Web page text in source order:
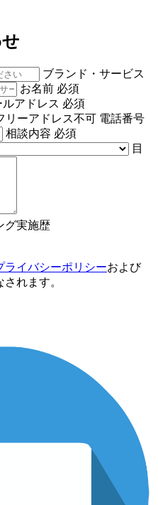
ブランド・サービス
お名前 必須
ルアドレス 必須
リーアドレス不可 電話番号
相談内容 必須
目
グ実施歴
ライバシーポリシーおよび
れます。